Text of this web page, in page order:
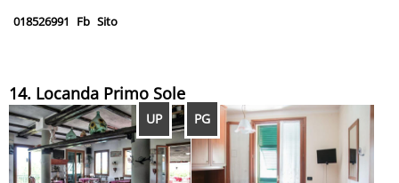
UP PG
018526991 Fb Sito
14. Locanda Primo Sole